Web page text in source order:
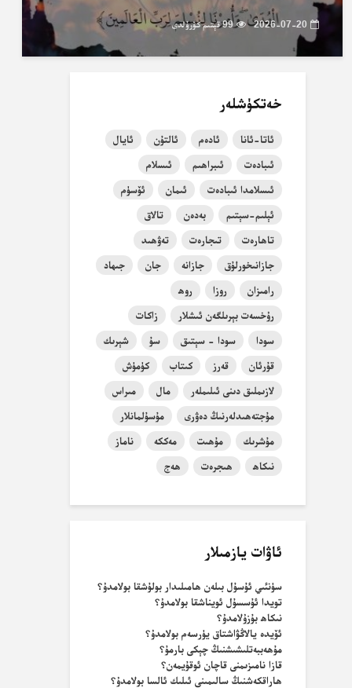
2026-07-20 99 قېتىم كۆرۈلدى
خەتكۈشلەر
ئاتا-ئانا ئادەم ئالتۇن
ئايال
ئىبادەت
ئىبراھىم
ئىسلام
ئىسلامدا ئىبادەت
ئىمان
ئۆسۈم
ئېلىم-سېتىم
بەدەن
تالاق
تاھارەت
تىجارەت
تەۋھىد
جازانىخورلۇق
جازانە جان
جىھاد
رامىزان
روزا
روھ
رۇخسەت بېرىلگەن ئىشلار
زاكات
سودا
سودا - سېتىق سۇ
شېرىك
قۇرئان
قەرز كىتاب
كۈمۈش
لازىملىق دىنى ئىلىملەر
مال
مىراس
مۇجتەھىدلەرنىڭ دەۋرى
مۇسۇلمانلار
مۇشرىك
مۇھىت مەككە
ناماز
نىكاھ
ھىجرەت ھەج
ئاۋات يازمىلار
سۈنئىي ئۇسۇل بىلەن ھامىلىدار بولۇشقا بولامدۇ؟
تويدا ئۇسسۇل ئويناشقا بولامدۇ؟
نىكاھ بۇزۇلامدۇ؟
ئۆيدە يالاڭۋاشتاق يۈرسەم بولامدۇ؟
مۇھەببەتلىشىشنىڭ چېكى بارمۇ؟
قازا نامىزىمنى قاچان ئوقۇيمەن؟
ھاراقكەشنىڭ سالىمىنى ئىلىك ئالسا بولامدۇ؟